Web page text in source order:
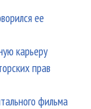
ее
карьеру
прав
фильма